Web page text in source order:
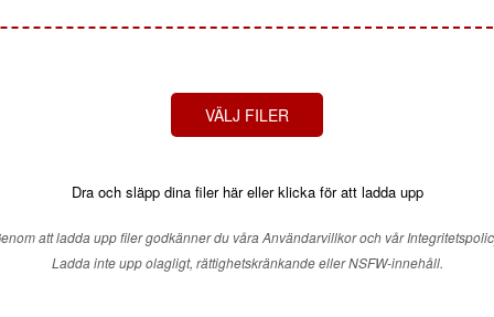
VÄLJ FILER
Dra och släpp dina filer här eller klicka för att ladda upp
att ladda upp filer godkänner du våra Användarvillkor och vår
Ladda inte upp olagligt, rättighetskränkande eller NSFW-innehåll.